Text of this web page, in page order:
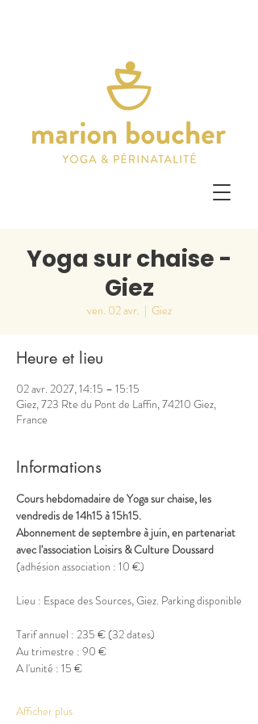
Yoga sur chaise -
Giez
ven. 02 avr.
  |
Giez
Heure et lieu
02 avr. 2027, 14:15 – 15:15
Giez, 723 Rte du Pont de Laffin, 74210 Giez,
France
Informations
Cours hebdomadaire de Yoga sur chaise, les
vendredis de 14h15 à 15h15.
Abonnement de septembre à juin, en partenariat
avec l'association Loisirs & Culture Doussard
(adhésion association : 10 €)
Lieu : Espace des Sources, Giez. Parking disponible
Tarif annuel : 235 € (32 dates)
Au trimestre : 90 €
A l'unité : 15 €
Afficher plus